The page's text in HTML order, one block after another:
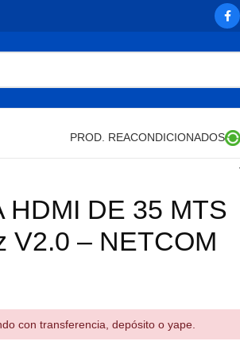
PROD. REACONDICIONADOS
HDMI DE 35 MTS
V2.0 – NETCOM
con transferencia, depósito o yape.